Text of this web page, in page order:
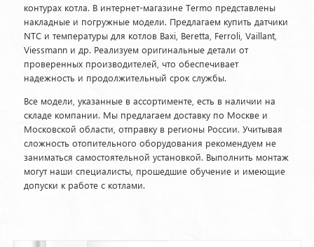
контурах котла. В интернет-магазине Termo представлены
накладные и погружные модели. Предлагаем купить датчики
NTC и температуры для котлов Baxi, Beretta, Ferroli, Vaillant,
Viessmann и др. Реализуем оригинальные детали от
проверенных производителей, что обеспечивает
надежность и продолжительный срок службы.
Все модели, указанные в ассортименте, есть в наличии на
складе компании. Мы предлагаем доставку по Москве и
Московской области, отправку в регионы России. Учитывая
сложность отопительного оборудования рекомендуем не
заниматься самостоятельной установкой. Выполнить монтаж
могут наши специалисты, прошедшие обучение и имеющие
допуски к работе с котлами.